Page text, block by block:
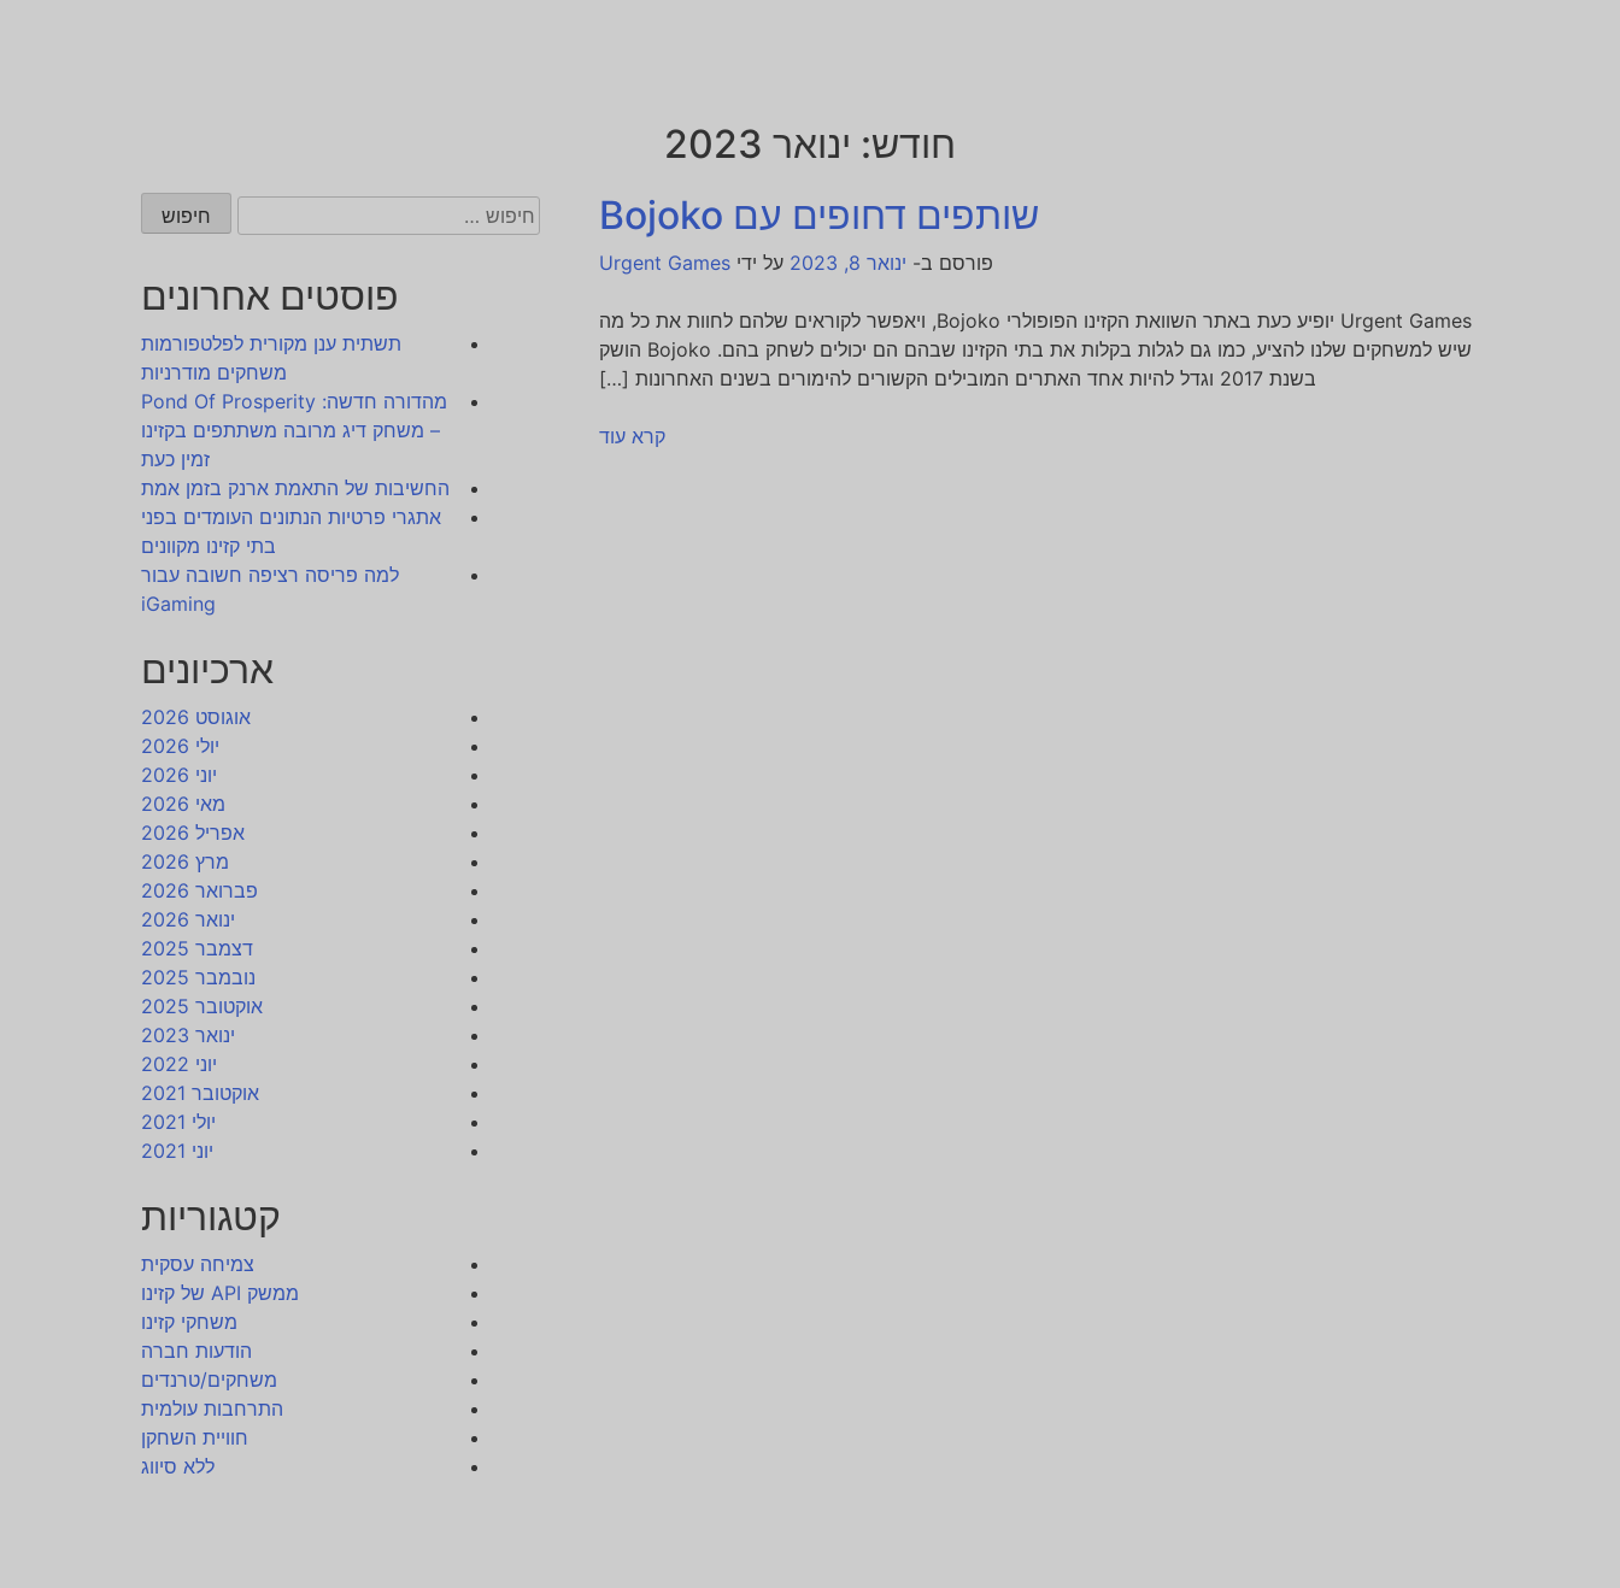
חודש: ינואר 2023
שותפים דחופים עם Bojoko
פורסם ב- ינואר 8, 2023 על ידי Urgent Games
Urgent Games יופיע כעת באתר השוואת הקזינו הפופולרי Bojoko, ויאפשר לקוראים שלהם לחוות את כל מה
שיש למשחקים שלנו להציע, כמו גם לגלות בקלות את בתי הקזינו שבהם הם יכולים לשחק בהם. Bojoko הושק
בשנת 2017 וגדל להיות אחד האתרים המובילים הקשורים להימורים בשנים האחרונות […]
קרא עוד
חיפוש:
פוסטים אחרונים
תשתית ענן מקורית לפלטפורמות
משחקים מודרניות
מהדורה חדשה: Pond Of Prosperity
– משחק דיג מרובה משתתפים בקזינו
זמין כעת
החשיבות של התאמת ארנק בזמן אמת
אתגרי פרטיות הנתונים העומדים בפני
בתי קזינו מקוונים
למה פריסה רציפה חשובה עבור
iGaming
ארכיונים
אוגוסט 2026
יולי 2026
יוני 2026
מאי 2026
אפריל 2026
מרץ 2026
פברואר 2026
ינואר 2026
דצמבר 2025
נובמבר 2025
אוקטובר 2025
ינואר 2023
יוני 2022
אוקטובר 2021
יולי 2021
יוני 2021
קטגוריות
צמיחה עסקית
ממשק API של קזינו
משחקי קזינו
הודעות חברה
משחקים/טרנדים
התרחבות עולמית
חוויית השחקן
ללא סיווג